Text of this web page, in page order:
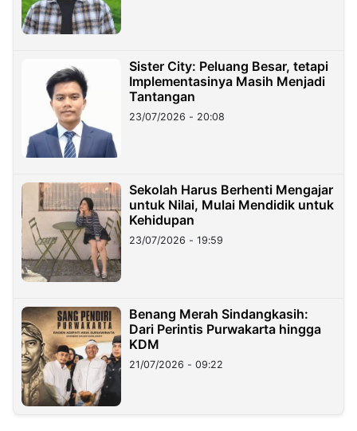
Sister City: Peluang Besar, tetapi
Implementasinya Masih Menjadi
Tantangan
23/07/2026 - 20:08
Sekolah Harus Berhenti Mengajar
untuk Nilai, Mulai Mendidik untuk
Kehidupan
23/07/2026 - 19:59
Benang Merah Sindangkasih:
Dari Perintis Purwakarta hingga
KDM
21/07/2026 - 09:22